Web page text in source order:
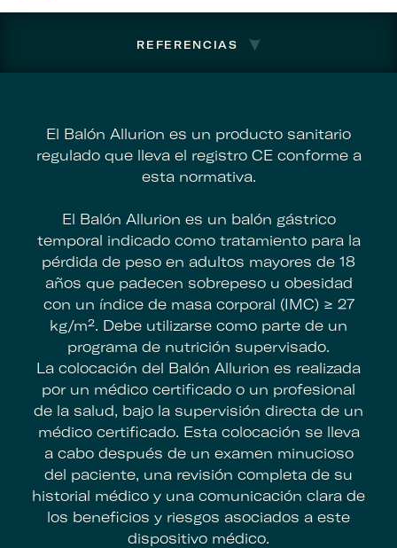
REFERENCIAS
El Balón Allurion es un producto sanitario
regulado que lleva el registro CE conforme a
esta normativa.
El Balón Allurion es un balón gástrico
temporal indicado como tratamiento para la
pérdida de peso en adultos mayores de 18
años que padecen sobrepeso u obesidad
con un índice de masa corporal (IMC) ≥ 27
kg/m². Debe utilizarse como parte de un
programa de nutrición supervisado.
La colocación del Balón Allurion es realizada
por un médico certificado o un profesional
de la salud, bajo la supervisión directa de un
médico certificado. Esta colocación se lleva
a cabo después de un examen minucioso
del paciente, una revisión completa de su
historial médico y una comunicación clara de
los beneficios y riesgos asociados a este
dispositivo médico.